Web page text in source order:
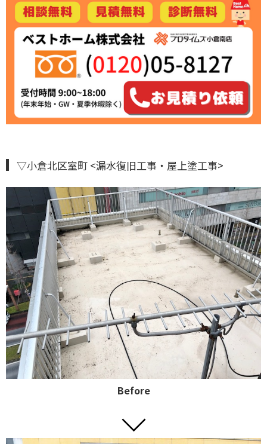
▽小倉北区室町 <漏水復旧工事・屋上塗工事>
Before